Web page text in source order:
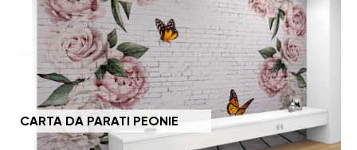
CARTA DA PARATI PEONIE